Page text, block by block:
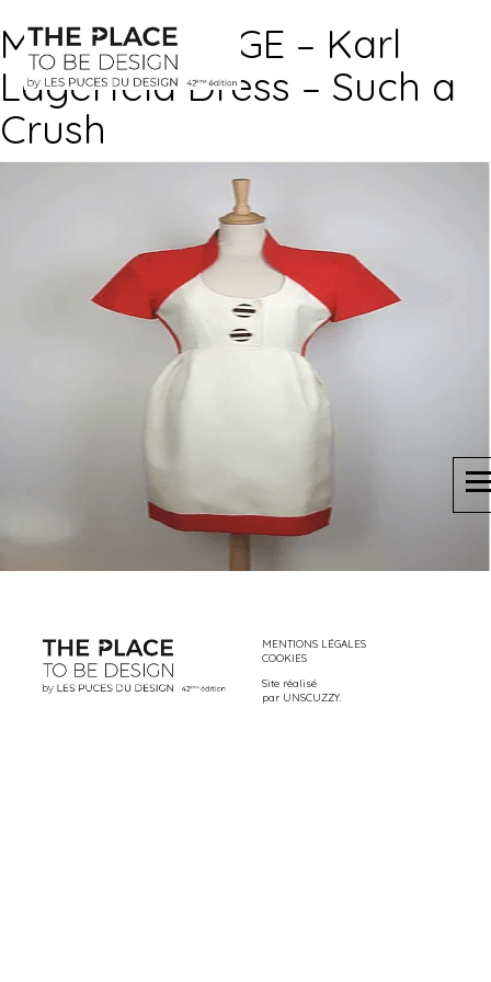
MODE VINTAGE – Karl
Lagerfeld Dress – Such a
Crush
MENTIONS LÉGALES
COOKIES
Site réalisé
par UNSCUZZY